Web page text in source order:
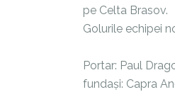
pe Celta Brasov.
Golurile echipei
Portar: Paul
fundași: Capra